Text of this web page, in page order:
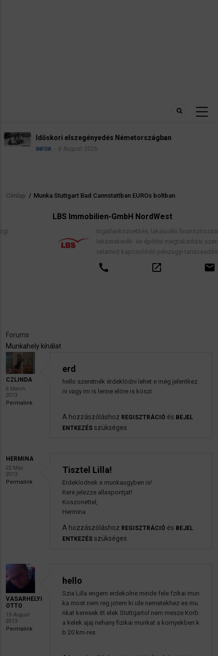
Robbanóanyaggal
Morzsa
Címlap / Munka Stuttgart Bad Cannstattban EUROs boltban
LBS Immobilien-GmbH NordWest
Ingatlanközvetítés, lakáscélú finanszírozási hitelek,
lakástakarék- és építési megtakarítási szerződések,
valamint kapcsolódó pénzügyi tanácsadás.
Forums
Munkahely kínálat
CZLINDA
6 March
2013
Permalink
erd
hello szeretnék érdeklödni lehet e még jelentkez
ni vagy mi is lenne elöre is köszi
A hozzászóláshoz REGISZTRÁCIÓ és BEJEL
ENTKEZÉS szükséges
HERMINA
22 May
2013
Permalink
Tisztel Lilla!
Erdeklodnek e munkaugyben is!
Kere jelezze allaspontjat!
Koszonettel,
Hermina
A hozzászóláshoz REGISZTRÁCIÓ és BEJEL
ENTKEZÉS szükséges
VASARHELYI
OTTO
19 August
2013
Permalink
hello
Szia Lilla engem erdekolne minde fele fzikai mun
ka most nem reg jotem ki ide nemetekhez es mu
nkat keresek itt elek Stuttgartol nem mesze Korb
a kelek ajaj nehany fizikai munkat a kornyekben k
b 20 km-res